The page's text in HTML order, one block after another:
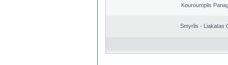
Kouroumplis
Smyrlis - Liakatas